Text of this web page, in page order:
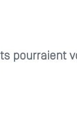
pourraient